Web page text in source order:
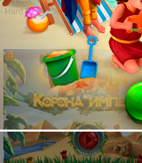
- Hard Drive: 720 MB